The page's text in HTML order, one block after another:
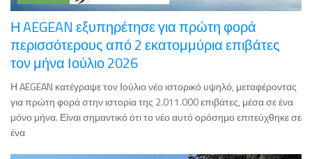
περισσότερους από 2 εκατομμύρια επιβάτες
τον μήνα Ιούλιο 2026
Η AEGEAN κατέγραψε τον Ιούλιο νέο ιστορικό υψηλό, μεταφέροντας
για πρώτη φορά στην ιστορία της 2.011.000 επιβάτες, μέσα σε ένα
μόνο μήνα. Είναι σημαντικό ότι το νέο αυτό ορόσημο επιτεύχθηκε σε
ένα